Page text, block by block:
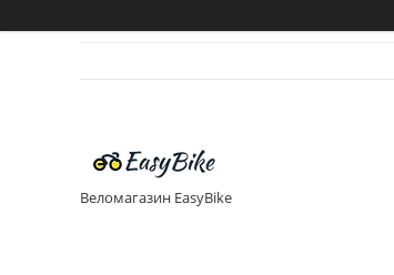
Веломагазин EasyBike